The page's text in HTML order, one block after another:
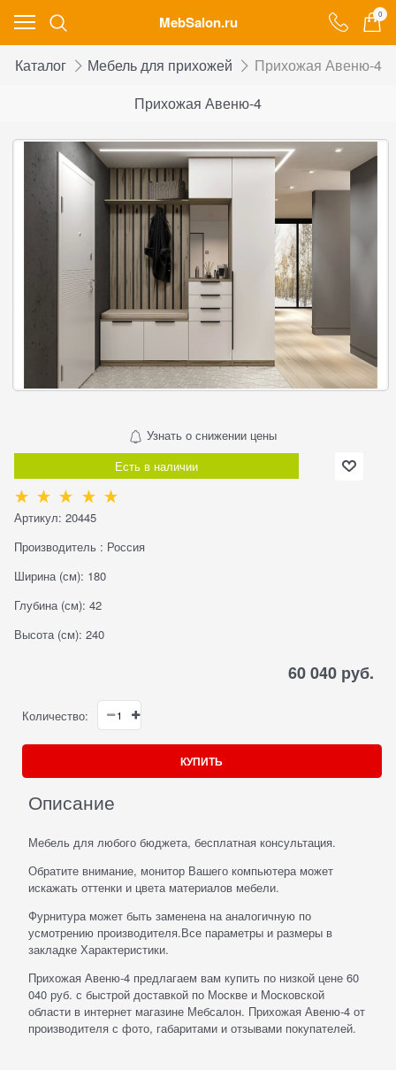
MebSalon.ru 0
Каталог Мебель для прихожей
Прихожая Авеню-4
Прихожая Авеню-4
Узнать о снижении цены
Есть в наличии
Артикул: 20445
Производитель : Россия
Ширина (см): 180
Глубина (см): 42
Высота (см): 240
60 040 руб.
Количество:
КУПИТЬ
Описание
Мебель для любого бюджета, бесплатная консультация.
Обратите внимание, монитор Вашего компьютера может
искажать оттенки и цвета материалов мебели.
Фурнитура может быть заменена на аналогичную по
усмотрению производителя.Все параметры и размеры в
закладке Характеристики.
Прихожая Авеню-4 предлагаем вам купить по низкой цене 60
040 руб. с быстрой доставкой по Москве и Московской
области в интернет магазине Мебсалон. Прихожая Авеню-4 от
производителя с фото, габаритами и отзывами покупателей.